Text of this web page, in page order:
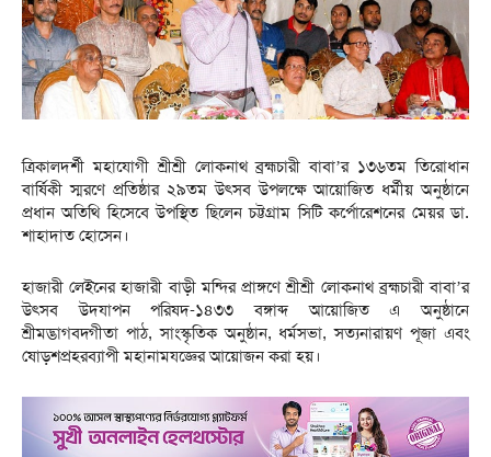
ত্রিকালদর্শী মহাযোগী শ্রীশ্রী লোকনাথ ব্রহ্মচারী বাবা’র ১৩৬তম তিরোধান
বার্ষিকী স্মরণে প্রতিষ্ঠার ২৯তম উৎসব উপলক্ষে আয়োজিত ধর্মীয় অনুষ্ঠানে
প্রধান অতিথি হিসেবে উপস্থিত ছিলেন চট্টগ্রাম সিটি কর্পোরেশনের মেয়র ডা.
শাহাদাত হোসেন।
হাজারী লেইনের হাজারী বাড়ী মন্দির প্রাঙ্গণে শ্রীশ্রী লোকনাথ ব্রহ্মচারী বাবা’র
উৎসব উদযাপন পরিষদ-১৪৩৩ বঙ্গাব্দ আয়োজিত এ অনুষ্ঠানে
শ্রীমদ্ভাগবদ্গীতা পাঠ, সাংস্কৃতিক অনুষ্ঠান, ধর্মসভা, সত্যনারায়ণ পূজা এবং
ষোড়শপ্রহরব্যাপী মহানামযজ্ঞের আয়োজন করা হয়।